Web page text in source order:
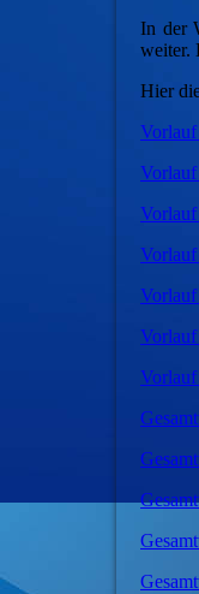
In der
weiter.
Hier
Vorlauf
Vorlauf
Vorlauf